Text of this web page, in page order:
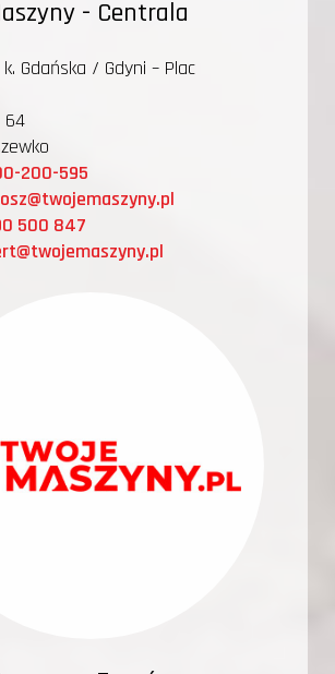
- Centrala
k. Gdańska / Gdyni – Plac
64
200-595
500 847